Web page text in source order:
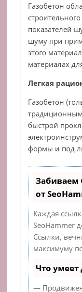
Газобетон
показателей
шуму при
этого
материалах
Легкая
Газобетон
быстрой
формы и под
Забиваем
от
Каждая
SeoHammer
Ссылки,
максимуму
Что умеет
—